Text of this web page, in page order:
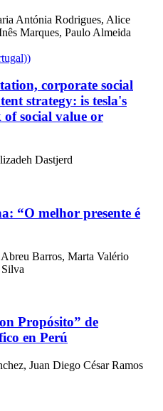
Antónia Rodrigues, Alice
Marques, Paulo Almeida
corporate social
strategy: is tesla's
social value or
Dastjerd
“O melhor presente é
Barros, Marta Valério
Propósito” de
en Perú
Juan Diego César Ramos